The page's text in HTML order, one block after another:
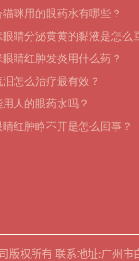
猫咪用的眼药水有哪些？‌
眼睛分泌黄黄的黏液是怎么
眼睛红肿发炎用什么药？
泪怎么治疗最有效？
用人的眼药水吗？
睛红肿睁不开是怎么回事？
权所有 联系地址:广州